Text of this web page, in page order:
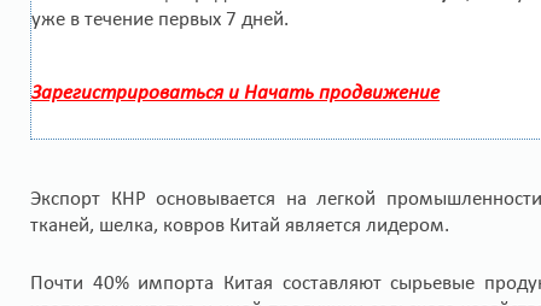
уже в течение первых 7 дней.
Зарегистрироваться и Начать продвижение
Экспорт КНР основывается на легкой
тканей, шелка, ковров Китай является лидером.
Почти 40% импорта Китая составляют сырьевые